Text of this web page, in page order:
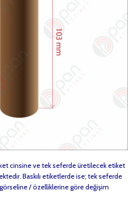
cinsine ve tek seferde üretilecek etiket
Baskılı etiketlerde ise; tek seferde
/ özelliklerine göre değişim